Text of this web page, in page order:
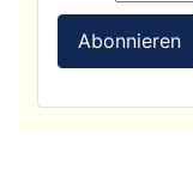
Abonnieren